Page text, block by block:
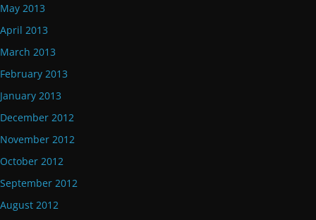
May 2013
April 2013
March 2013
February 2013
January 2013
December 2012
November 2012
October 2012
September 2012
August 2012